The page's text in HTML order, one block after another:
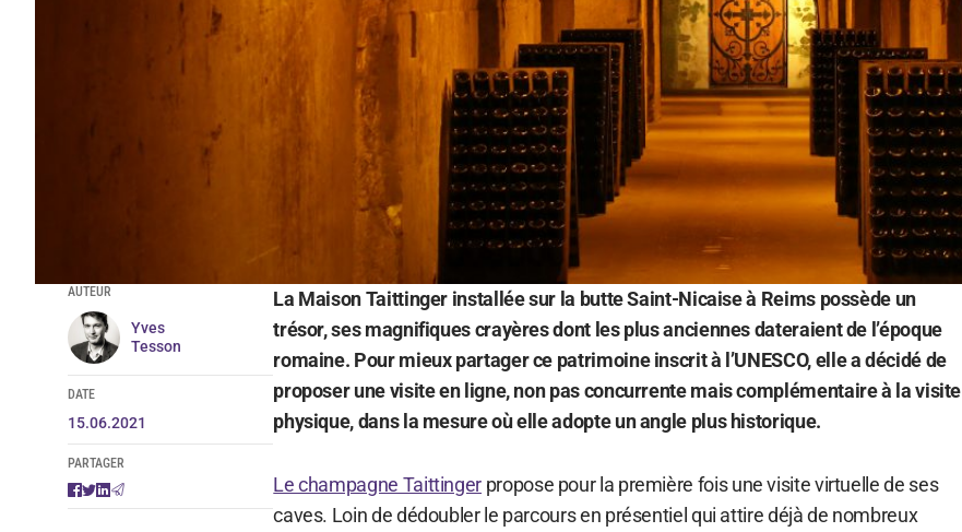
AUTEUR
Yves
Tesson
DATE
15.06.2021
PARTAGER
La Maison Taittinger installée sur la butte Saint-Nicaise à Reims possède un
trésor, ses magnifiques crayères dont les plus anciennes dateraient de l’époque
romaine. Pour mieux partager ce patrimoine inscrit à l’UNESCO, elle a décidé de
proposer une visite en ligne, non pas concurrente mais complémentaire à la visite
physique, dans la mesure où elle adopte un angle plus historique.
Le champagne Taittinger propose pour la première fois une visite virtuelle de ses
caves. Loin de dédoubler le parcours en présentiel qui attire déjà de nombreux